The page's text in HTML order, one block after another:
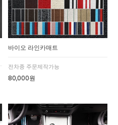
바이오 라인카매트
전차종 주문제작가능
80,000원